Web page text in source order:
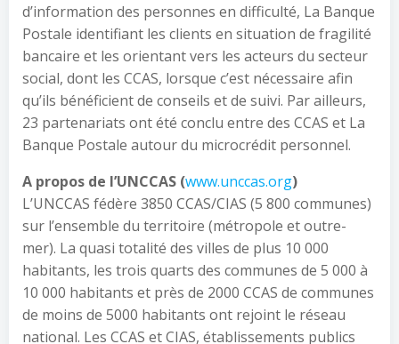
d’information des personnes en difficulté, La Banque
Postale identifiant les clients en situation de fragilité
bancaire et les orientant vers les acteurs du secteur
social, dont les CCAS, lorsque c’est nécessaire afin
qu’ils bénéficient de conseils et de suivi. Par ailleurs,
23 partenariats ont été conclu entre des CCAS et La
Banque Postale autour du microcrédit personnel.
A propos de l’UNCCAS (www.unccas.org)
L’UNCCAS fédère 3850 CCAS/CIAS (5 800 communes)
sur l’ensemble du territoire (métropole et outre-
mer). La quasi totalité des villes de plus 10 000
habitants, les trois quarts des communes de 5 000 à
10 000 habitants et près de 2000 CCAS de communes
de moins de 5000 habitants ont rejoint le réseau
national. Les CCAS et CIAS, établissements publics